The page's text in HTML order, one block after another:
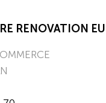
RENOVATION